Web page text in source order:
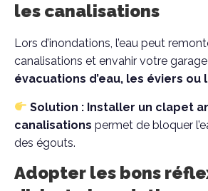
les canalisations
Lors d’inondations, l’eau peut
canalisations et envahir votre
évacuations d’eau, les éviers
Solution : Installer un clapet
canalisations permet de bloquer
des égouts.
Adopter les bons